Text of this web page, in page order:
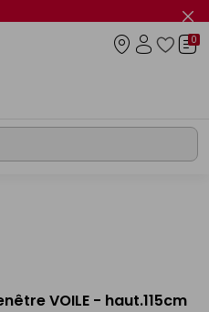
le
info
0
VOILE - haut.115cm